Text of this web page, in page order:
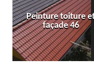
Peinture boiserie
ferronnerie 46